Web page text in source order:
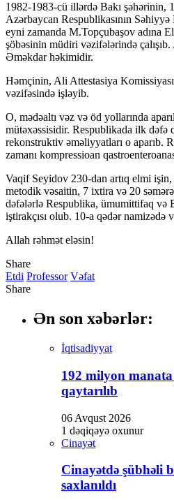
Illuminati
Hacklink
Hacklink Panel
Hacklink
Hacklink Panel
Hacklink Panel
Hacklink Panel
Masal Oku
Hacklink
Hacklink panel
Hacklink panel
Hacklink Panel
Hacklink panel
Hacklink panel
1982-1983-cü illərdə Bakı şəhərinin,
Azərbaycan Respublikasının
eyni zamanda M.Topçubaşov adına
şöbəsinin müdiri vəzifələrində
Əməkdar həkimidir.
Həmçinin, Ali Attestasiya Komissiyası
vəzifəsində işləyib.
O, mədəaltı vəz və öd yollarında
mütəxəssisidir. Respublikada ilk dəfə
rekonstruktiv əməliyyatları o aparıb.
zamanı kompressioan
Vaqif Seyidov 230-dan artıq elmi
metodik vəsaitin, 7 ixtira və 20
dəfələrlə Respublika, ümumittifaq və
iştirakçısı olub. 10-a qədər
Allah rəhmət eləsin!
Share
Etdi Professor Vəfat
Share
Ən son xəbərlər:
İqtisadiyyat
192 milyon manata
qaytarılıb
06 Avqust 2026
1 dəqiqəyə oxunur
Cinayət
Cinayətdə şübhəli
saxlanıldı